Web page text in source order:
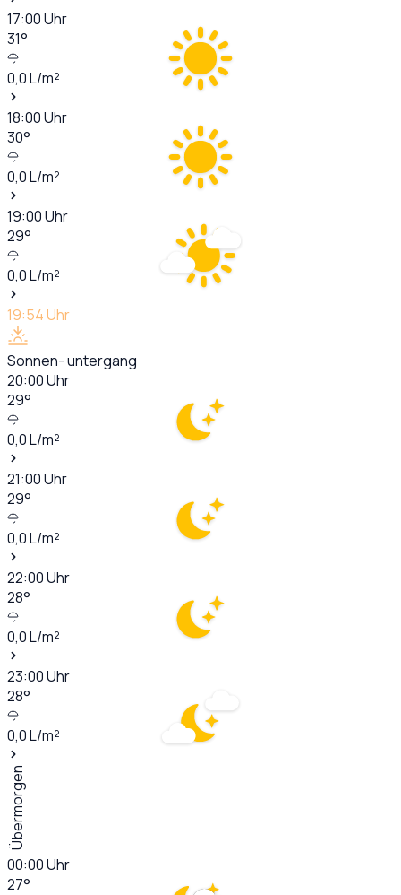
17:00Uhr
31°
0,0L/m²
18:00Uhr
30°
0,0L/m²
19:00Uhr
29°
0,0L/m²
19:54Uhr
Sonnen- untergang
20:00Uhr
29°
0,0L/m²
21:00Uhr
29°
0,0L/m²
22:00Uhr
28°
0,0L/m²
23:00Uhr
28°
0,0L/m²
Übermorgen
00:00Uhr
27°